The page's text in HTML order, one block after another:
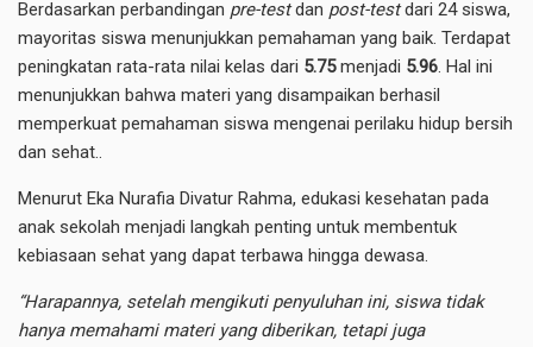
Berdasarkan perbandingan pre-testdan post-testdari 24 siswa,
mayoritas siswa menunjukkan pemahaman yang baik. Terdapat
peningkatan rata-rata nilai kelas dari 5.75menjadi 5.96. Hal ini
menunjukkan bahwa materi yang disampaikan berhasil
memperkuat pemahaman siswa mengenai perilaku hidup bersih
dan sehat..
Menurut Eka Nurafia Divatur Rahma, edukasi kesehatan pada
anak sekolah menjadi langkah penting untuk membentuk
kebiasaan sehat yang dapat terbawa hingga dewasa.
“Harapannya, setelah mengikuti penyuluhan ini, siswa tidak
hanya memahami materi yang diberikan, tetapi juga